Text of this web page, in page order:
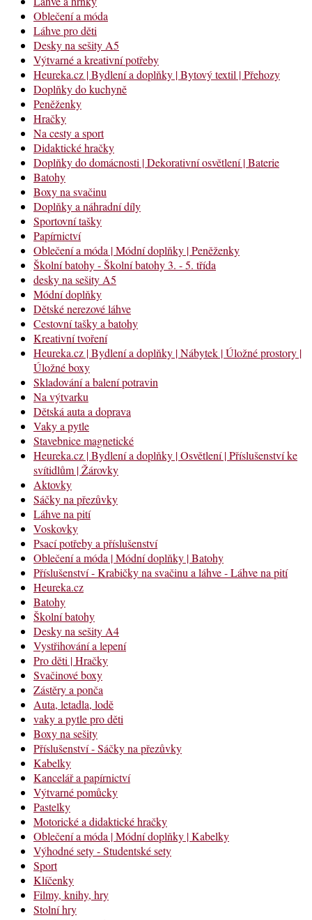
Oblečení a móda
Láhve pro děti
Desky na sešity A5
Výtvarné a kreativní potřeby
Heureka.cz | Bydlení a doplňky | Bytový textil | Přehozy
Doplňky do kuchyně
Peněženky
Hračky
Na cesty a sport
Didaktické hračky
Doplňky do domácnosti | Dekorativní osvětlení | Baterie
Batohy
Boxy na svačinu
Doplňky a náhradní díly
Sportovní tašky
Papírnictví
Oblečení a móda | Módní doplňky | Peněženky
Školní batohy - Školní batohy 3. - 5. třída
desky na sešity A5
Módní doplňky
Dětské nerezové láhve
Cestovní tašky a batohy
Kreativní tvoření
Heureka.cz | Bydlení a doplňky | Nábytek | Úložné prostory |
Úložné boxy
Skladování a balení potravin
Na výtvarku
Dětská auta a doprava
Vaky a pytle
Stavebnice magnetické
Heureka.cz | Bydlení a doplňky | Osvětlení | Příslušenství ke
svítidlům | Žárovky
Aktovky
Sáčky na přezůvky
Láhve na pití
Voskovky
Psací potřeby a příslušenství
Oblečení a móda | Módní doplňky | Batohy
Příslušenství - Krabičky na svačinu a láhve - Láhve na pití
Heureka.cz
Batohy
Školní batohy
Desky na sešity A4
Vystřihování a lepení
Pro děti | Hračky
Svačinové boxy
Zástěry a ponča
Auta, letadla, lodě
vaky a pytle pro děti
Boxy na sešity
Příslušenství - Sáčky na přezůvky
Kabelky
Kancelář a papírnictví
Výtvarné pomůcky
Pastelky
Motorické a didaktické hračky
Oblečení a móda | Módní doplňky | Kabelky
Výhodné sety - Studentské sety
Sport
Klíčenky
Filmy, knihy, hry
Stolní hry